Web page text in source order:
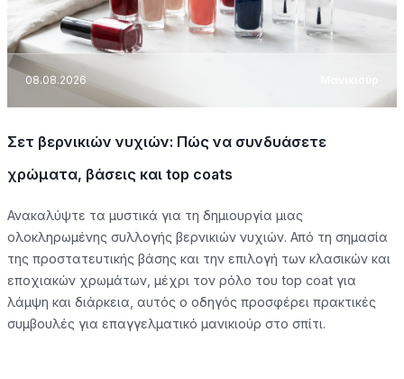
08.08.2026
Σετ βερνικιών νυχιών: Πώς να συνδυάσετε
χρώματα, βάσεις και top coats
Ανακαλύψτε τα μυστικά για τη δημιουργία μιας
ολοκληρωμένης συλλογής βερνικιών νυχιών. Από τη σημασία
της προστατευτικής βάσης και την επιλογή των κλασικών και
εποχιακών χρωμάτων, μέχρι τον ρόλο του top coat για
λάμψη και διάρκεια, αυτός ο οδηγός προσφέρει πρακτικές
συμβουλές για επαγγελματικό μανικιούρ στο σπίτι.